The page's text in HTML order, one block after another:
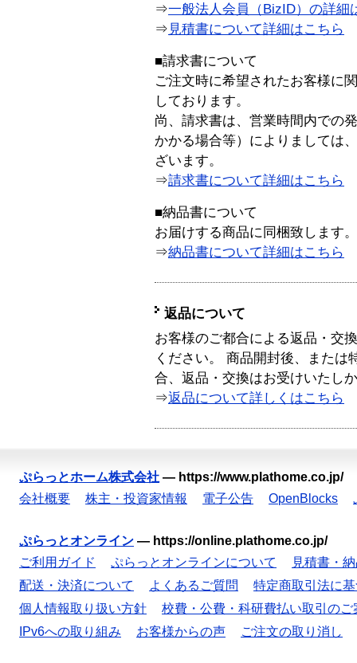
⇒一般法人会員（BizID）の詳細
⇒ 見積書について詳細はこちら
■請求書について
ご注文時に希望されたお客様に
しております。
尚、請求書は、営業時間内での
かかる場合等）によりましては
ざいます。
⇒請求書について詳細はこちら
■納品書について
お届けする商品に同梱致します。
⇒納品書について詳細はこちら
返品について
お客様のご都合による返品・交
ください。 商品開封後、または
合、返品・交換はお受けいたし
⇒返品について詳しくはこちら
ぷらっとホーム株式会社 — https://www.plathome.co.jp/
会社概要
株主・投資家情報 電子公告 OpenBlocks
ぷらっとオンライン — https://online.plathome.co.jp/
ご利用ガイド
ぷらっとオンラインについて
見積書・
配送・決済について
よくあるご質問
特定商取引法に
個人情報取り扱い方針
校費・公費・科研費払い取引のご
IPv6への取り組み
お客様からの声 ご注文の取り消し